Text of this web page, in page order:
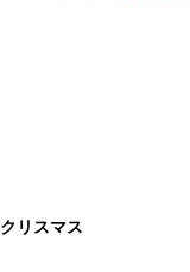
クリスマス